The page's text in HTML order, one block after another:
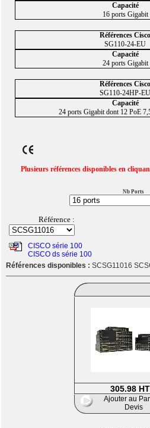
16 ports Gigabit
SG110-24-EU
24 ports Gigabit
SG110-24HP-EU
24 ports Gigabit dont 12 PoE
Plusieurs références disponibles en
Nb Ports
Référence :
CISCO série 100
CISCO ds série 100
Références disponibles : SCSG11016
305.98
Ajouter au
Devis